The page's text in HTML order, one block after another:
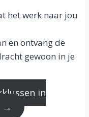
het werk naar jou
en ontvang de
gewoon in je
in
→